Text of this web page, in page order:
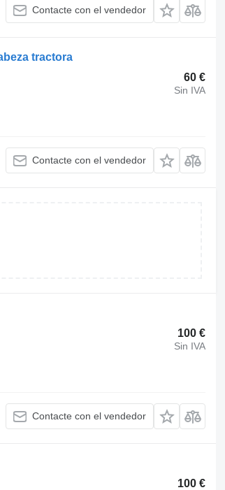
Contacte con el vendedor
tractora
60 €
Sin IVA
Contacte con el vendedor
100 €
Sin IVA
Contacte con el vendedor
100 €